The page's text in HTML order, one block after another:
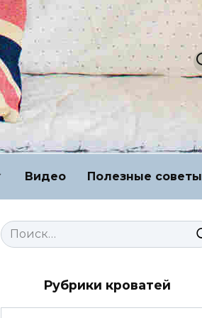
Видео Полезные советы
Search
for:
Рубрики кроватей